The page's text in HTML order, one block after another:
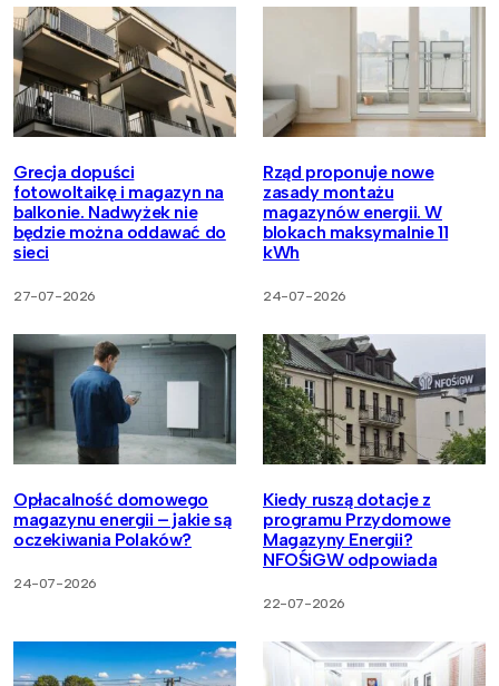
Grecja dopuści
fotowoltaikę i magazyn na
balkonie. Nadwyżek nie
będzie można oddawać do
sieci
27-07-2026
Rząd proponuje nowe
zasady montażu
magazynów energii. W
blokach maksymalnie 11
kWh
24-07-2026
Opłacalność domowego
magazynu energii – jakie są
oczekiwania Polaków?
24-07-2026
Kiedy ruszą dotacje z
programu Przydomowe
Magazyny Energii?
NFOŚiGW odpowiada
22-07-2026